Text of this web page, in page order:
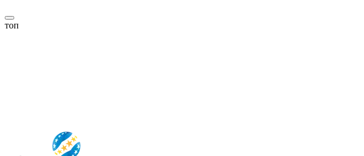
топ